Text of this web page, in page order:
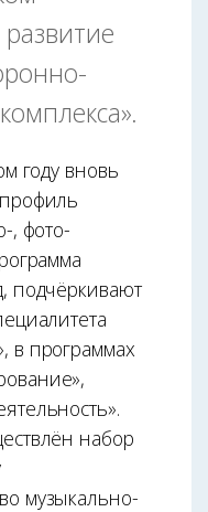
году вновь
, фото-
подчёркивают
в программах
набор
музыкально-